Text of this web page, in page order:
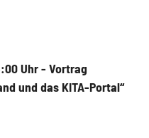
Uhr - Vortrag
und das KITA-Portal“